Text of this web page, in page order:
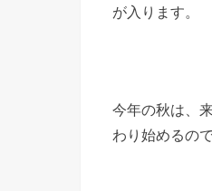
が入ります。
今年の秋は、
わり始めるの